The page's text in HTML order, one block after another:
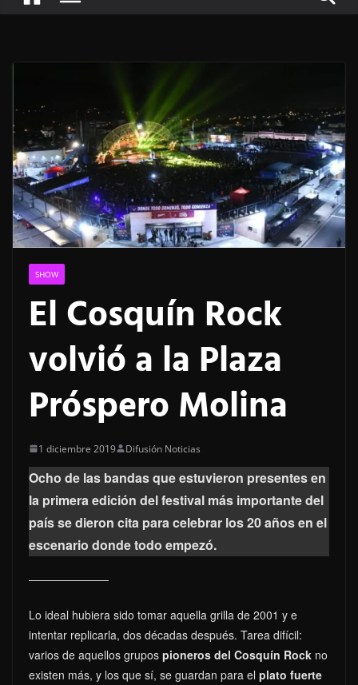
SHOW
El Cosquín Rock
volvió a la Plaza
Próspero Molina
1 diciembre 2019 Difusión Noticias
Ocho de las bandas que estuvieron presentes en
la primera edición del festival más importante del
país se dieron cita para celebrar los 20 años en el
escenario donde todo empezó.
Lo ideal hubiera sido tomar aquella grilla de 2001 y e
intentar replicarla, dos décadas después. Tarea difícil:
varios de aquellos grupos pioneros del Cosquín Rock no
existen más, y los que sí, se guardan para el plato fuerte